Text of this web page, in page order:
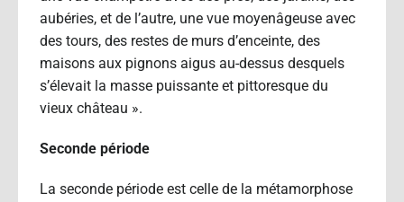
aubéries, et de l’autre, une vue moyenâgeuse avec
des tours, des restes de murs d’enceinte, des
maisons aux pignons aigus au-dessus desquels
s’élevait la masse puissante et pittoresque du
vieux château ».
Seconde période
La seconde période est celle de la métamorphose